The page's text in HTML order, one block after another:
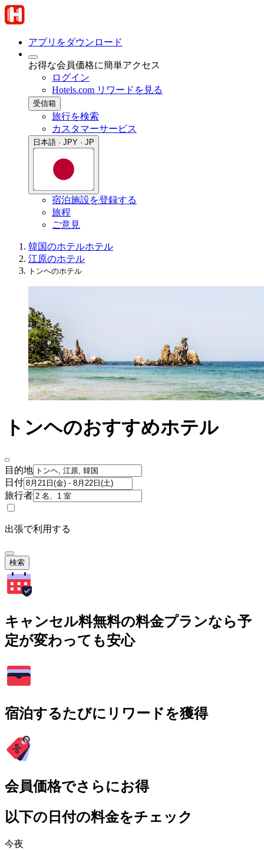
アプリをダウンロード
お得な会員価格に簡単アクセス
ログイン
Hotels.com リワードを見る
受信箱
旅行を検索
カスタマーサービス
日本語 · JPY · JP
宿泊施設を登録する
旅程
ご意見
韓国のホテルホテル
江原のホテル
トンヘのホテル
トンヘのおすすめホテル
目的地
日付
旅行者
出張で利用する
検索
キャンセル料無料の料金プランなら予
定が変わっても安心
宿泊するたびにリワードを獲得
会員価格でさらにお得
以下の日付の料金をチェック
今夜